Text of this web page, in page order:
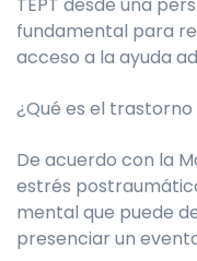
TEPT desde una
fundamental para
acceso a la ayuda
¿Qué es el
De acuerdo con la
estrés
mental que puede
presenciar un